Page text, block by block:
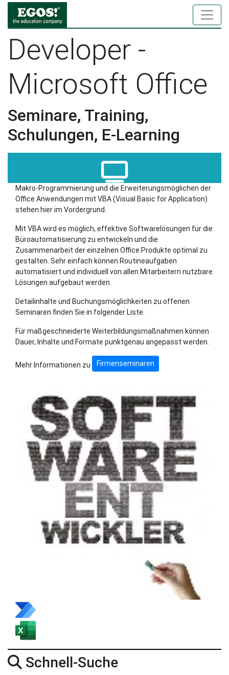
Developer -
Microsoft Office
Seminare, Training,
Schulungen, E-Learning
Makro-Programmierung und die Erweiterungsmöglichen der
Office Anwendungen mit VBA (Visual Basic for Application)
stehen hier im Vordergrund.
Mit VBA wird es möglich, effektive Softwarelösungen für die
Büroautomatisierung zu entwickeln und die
Zusammenarbeit der einzelnen Office Produkte optimal zu
gestalten. Sehr einfach können Routineaufgaben
automatisiert und individuell von allen Mitarbeitern nutzbare
Lösungen aufgebaut werden.
Detailinhalte und Buchungsmöglichkeiten zu offenen
Seminaren finden Sie in folgender Liste.
Für maßgeschneiderte Weiterbildungsmaßnahmen können
Dauer, Inhalte und Formate punktgenau angepasst werden.
Mehr Informationen zu Firmenseminaren
Schnell-Suche